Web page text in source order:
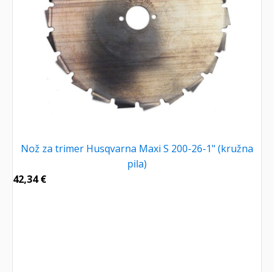
Nož za trimer Husqvarna Maxi S 200-26-1" (kružna
pila)
42,34€